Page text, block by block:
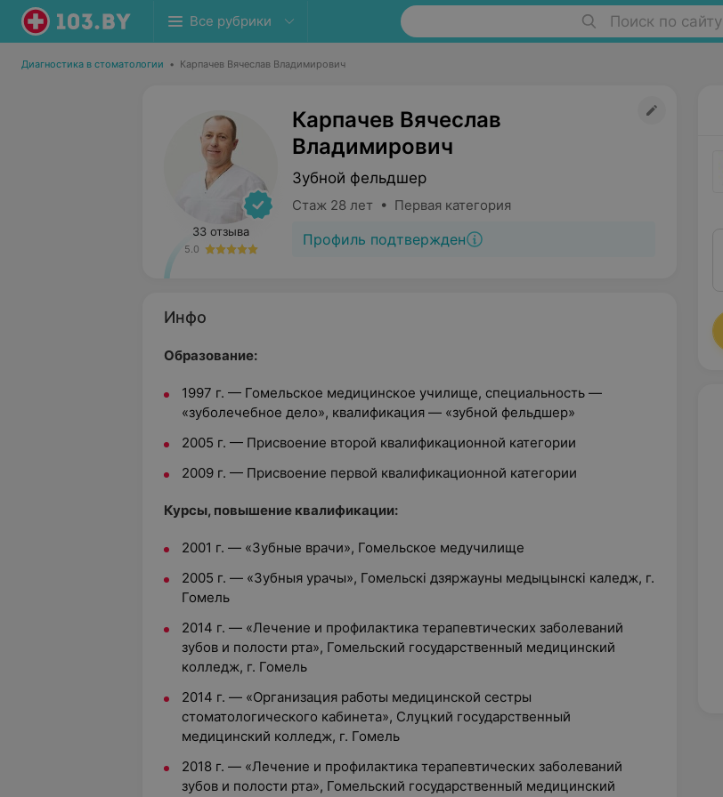
Все рубрики Поиск по сайту
Диагностика в стоматологии • Карпачев Вячеслав Владимирович
33 отзыва
5.0
Карпачев Вячеслав
Владимирович
Зубной фельдшер
Стаж 28 лет • Первая категория
Профиль подтвержден
Инфо
Образование:
1997 г. — Гомельское медицинское училище, специальность —
«зуболечебное дело», квалификация — «зубной фельдшер»
2005 г. — Присвоение второй квалификационной категории
2009 г. — Присвоение первой квалификационной категории
Курсы, повышение квалификации:
2001 г. — «Зубные врачи», Гомельское медучилище
2005 г. — «Зубныя урачы», Гомельскі дзяржауны медыцынскі каледж, г.
Гомель
2014 г. — «Лечение и профилактика терапевтических заболеваний
зубов и полости рта», Гомельский государственный медицинский
колледж, г. Гомель
2014 г. — «Организация работы медицинской сестры
стоматологического кабинета», Слуцкий государственный
медицинский колледж, г. Гомель
2018 г. — «Лечение и профилактика терапевтических заболеваний
зубов и полости рта», Гомельский государственный медицинский